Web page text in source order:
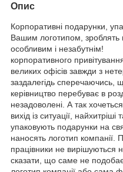
Опис
Корпоративні подарунки,
Вашим логотипом, зроблять
особливим і незабутнім!
корпоративного
великих офісів завжди з
заздалегідь сперечаючись,
керівництво перебуває в
незадоволені. А так
вихід із ситуації,
упаковують подарунки на
наносять логотип компанії.
працівники не вирішуються
сказати, що саме не